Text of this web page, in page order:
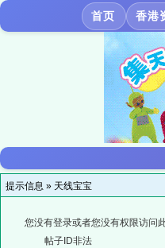
首页 香港
提示信息 » 天线宝宝
您没有登录或者您没有权限访问
帖子ID非法